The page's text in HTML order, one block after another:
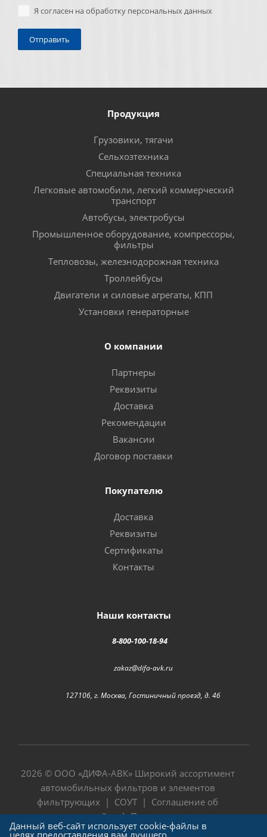
Я согласен на обработку персональных данных
Продукция
Грузовики, тягачи
Сельхозтехника
Специальная техника
Легковые автомобили, легкий коммерческий
транспорт
Автобусы, электробусы
Промышленное оборудование, компрессоры,
фильтры
Тепловозы, железнодорожная техника
Троллейбусы
Двигатели и силовые агрегаты, КПП
Установки генераторные
О компании
Партнеры
Реквизиты
Доставка
Рекомендации
Вакансии
Договор поставки
Покупателю
Доставка
Реквизиты
Сертификаты
Контакты
Наши контакты
8-800-100-18-94
zakaz@difa-avk.ru
127106, г. Москва, Гостиничный проезд, д. 4б
2026 © ООО «ДИФА-АВК» Широкий ассортимент
автомобильных фильтров и элементов
фильтрующих | СОУТ | Соглашение об
использовании сайта|Политика в отношении
обработки персональных данных
Данный веб-сайт использует cookie-файлы в
целях предоставления вам лучшего